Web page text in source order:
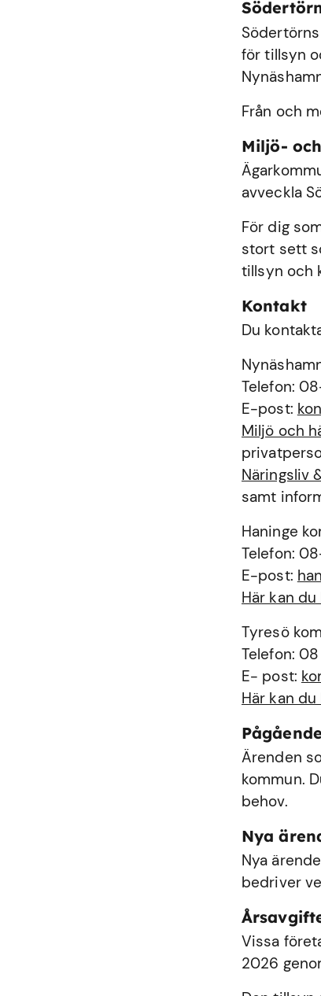
för tillsyn
Från och
Miljö-
avveckla
För dig
stort sett
tillsyn och
Kontakt
Du
Telefon:
E-post:
Miljö och
Näringsliv
samt
Haninge
Telefon:
E-post:
Här kan
Tyresö
Telefon:
E- post:
Här kan
Ärenden
kommun.
behov.
Nya
Nya
bedriver
Vissa
2026